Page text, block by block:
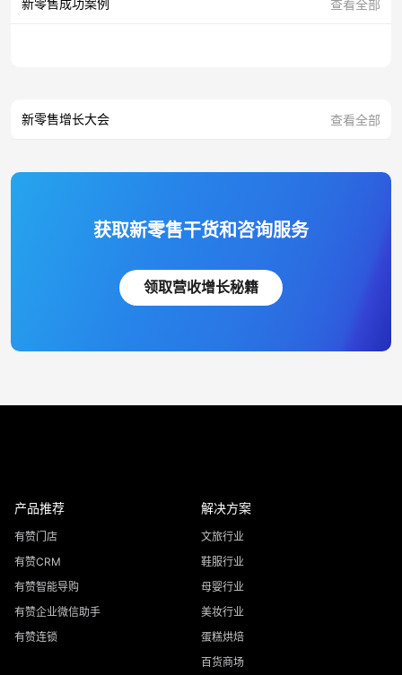
查看全部
新零售增长大会 查看全部
获取新零售干货和咨询服务
领取营收增长秘籍
产品推荐
有赞门店
有赞CRM
有赞智能导购
有赞企业微信助手
有赞连锁
解决方案
文旅行业
鞋服行业
母婴行业
美妆行业
蛋糕烘焙
百货商场